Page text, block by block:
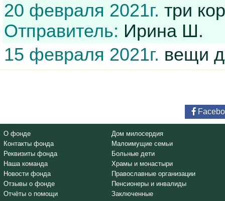
20 февраля 2021г. три
Отправитель: Ирина Ш.
15 февраля 2021г. вещи
О фонде
Контакты фонда
Реквизиты фонда
Наша команда
Новости фонда
Отзывы о фонде
Отчёты о помощи
Дом милосердия
Малоимущие семьи
Больные дети
Храмы и монастыри
Православные организации
Пенсионеры и инвалиды
Заключенные